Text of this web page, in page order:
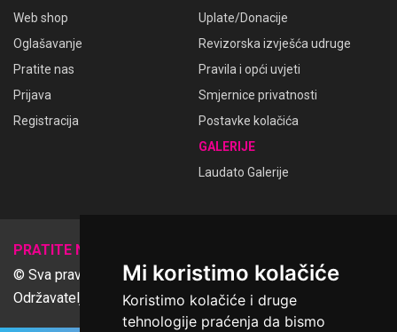
Mi koristimo kolačiće
Koristimo kolačiće i druge
tehnologije praćenja da bismo
Web shop
Oglašavanje
Pratite nas
Prijava
Registracija
Uplate/Donacije
Revizorska izvješća udruge
Pravila i opći uvjeti
Smjernice privatnosti
Postavke kolačića
GALERIJE
Laudato Galerije
PRATITE NAS
© Sva prava pridržana Udruga Ime dobrote
Održavatelj Netcom d.o.o., Riva 6, Rijeka